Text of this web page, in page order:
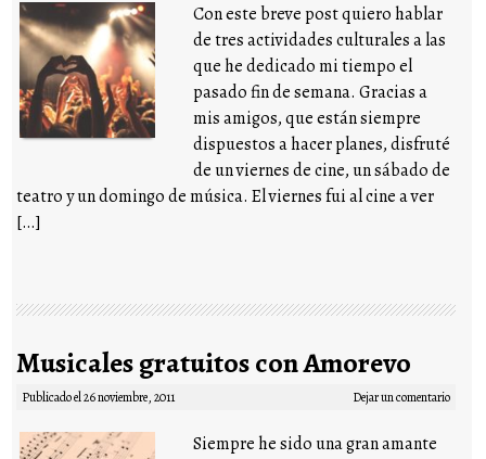
Con este breve post quiero hablar
de tres actividades culturales a las
que he dedicado mi tiempo el
pasado fin de semana. Gracias a
mis amigos, que están siempre
dispuestos a hacer planes, disfruté
de un viernes de cine, un sábado de
teatro y un domingo de música. El viernes fui al cine a ver
[…]
Musicales gratuitos con Amorevo
Publicado el26 noviembre, 2011 Dejar un comentario
Siempre he sido una gran amante